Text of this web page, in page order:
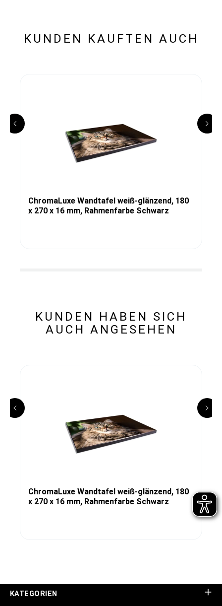
KUNDEN KAUFTEN AUCH
ChromaLuxe Wandtafel weiß-glänzend, 180
x 270 x 16 mm, Rahmenfarbe Schwarz
KUNDEN HABEN SICH
AUCH ANGESEHEN
ChromaLuxe Wandtafel weiß-glänzend, 180
x 270 x 16 mm, Rahmenfarbe Schwarz
KATEGORIEN